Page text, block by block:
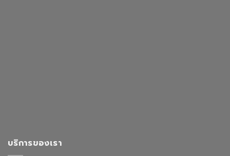
บริการของเรา